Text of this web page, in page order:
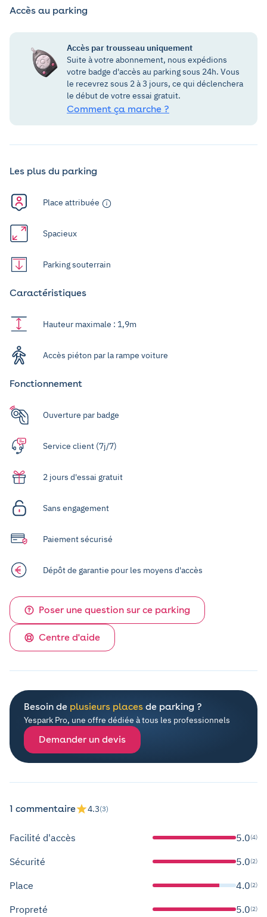
Accès au parking
Accès par trousseau uniquement
Suite à votre abonnement, nous expédions
votre badge d'accès au parking sous 24h. Vous
le recevrez sous 2 à 3 jours, ce qui déclenchera
le début de votre essai gratuit.
Comment ça marche ?
Les plus du parking
Place attribuée
Spacieux
Parking souterrain
Caractéristiques
Hauteur maximale : 1,9m
Accès piéton par la rampe voiture
Fonctionnement
Ouverture par badge
Service client (7j/7)
2 jours d'essai gratuit
Sans engagement
Paiement sécurisé
Dépôt de garantie pour les moyens d'accès
Poser une question sur ce parking
Centre d'aide
Besoin de plusieurs places de parking ?
Yespark Pro, une offre dédiée à tous les professionnels
Demander un devis
1 commentaire 4.3(3)
Facilité d'accès 5.0(4)
Sécurité 5.0(2)
Place 4.0(2)
Propreté 5.0(2)